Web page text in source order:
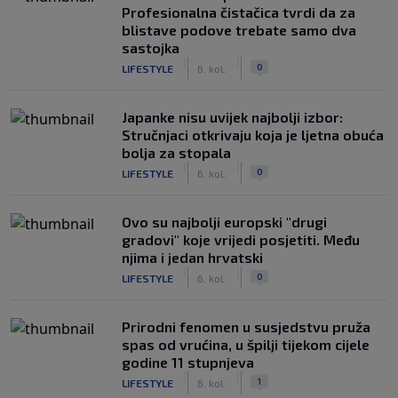
Profesionalna čistačica tvrdi da za
blistave podove trebate samo dva
sastojka
LIFESTYLE 6. kol. 0
Japanke nisu uvijek najbolji izbor:
Stručnjaci otkrivaju koja je ljetna obuća
bolja za stopala
LIFESTYLE 6. kol. 0
Ovo su najbolji europski "drugi
gradovi" koje vrijedi posjetiti. Među
njima i jedan hrvatski
LIFESTYLE 6. kol. 0
Prirodni fenomen u susjedstvu pruža
spas od vrućina, u špilji tijekom cijele
godine 11 stupnjeva
LIFESTYLE 6. kol. 1